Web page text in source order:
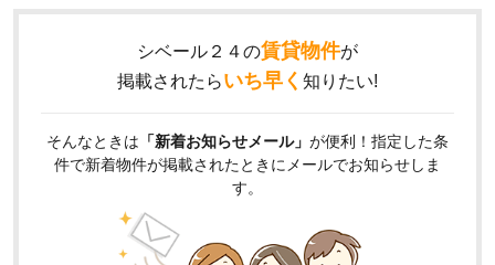
シベール２４の賃貸物件が
掲載されたらいち早く 知りたい!
そんなときは 「新着お知らせメール」 が便利！指定した条
件で新着物件が掲載されたときにメールでお知らせしま
す。